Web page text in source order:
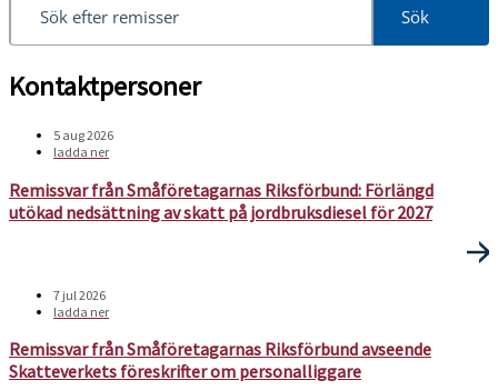
Sök
Kontaktpersoner
5 aug 2026
ladda ner
Remissvar från Småföretagarnas Riksförbund: Förlängd
utökad nedsättning av skatt på jordbruksdiesel för 2027
7 jul 2026
ladda ner
Remissvar från Småföretagarnas Riksförbund avseende
Skatteverkets föreskrifter om personalliggare